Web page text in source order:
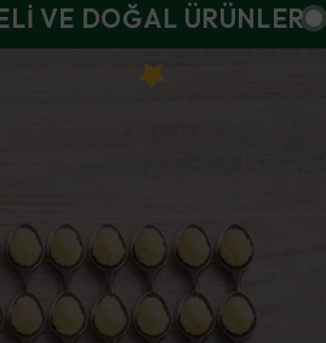
VE DOĞAL ÜRÜNLER